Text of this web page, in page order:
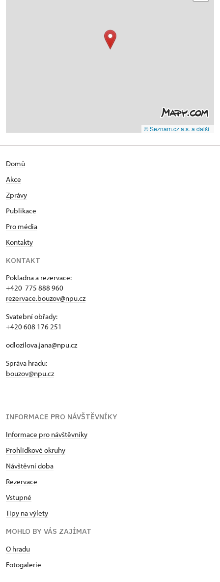
© Seznam.cz a.s. a další
Domů
Akce
Zprávy
Publikace
Pro média
Kontakty
KONTAKT
Pokladna a rezervace:
+420 775 888 960
rezervace.bouzov@npu.cz
Svatební obřady:
+420 608 176 251
odlozilova.jana@npu.cz
Správa hradu:
bouzov@npu.cz
INFORMACE PRO NÁVŠTĚVNÍKY
Informace pro návštěvníky
Prohlídkové okruhy
Návštěvní doba
Rezervace
Vstupné
Tipy na výlety
MOHLO BY VÁS ZAJÍMAT
O hradu
Fotogalerie